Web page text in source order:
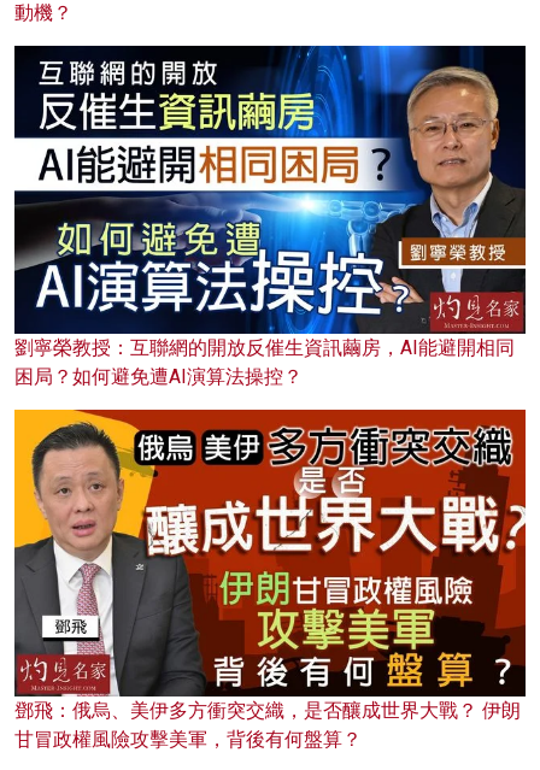
動機？
劉寧榮教授：互聯網的開放反催生資訊繭房，AI能避開相同
困局？如何避免遭AI演算法操控？
鄧飛：俄烏、美伊多方衝突交織，是否釀成世界大戰？ 伊朗
甘冒政權風險攻擊美軍，背後有何盤算？